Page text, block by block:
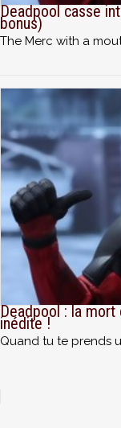
Deadpool casse
bonus)
The Merc with a
Deadpool : la mort
inédite !
Quand tu te prends